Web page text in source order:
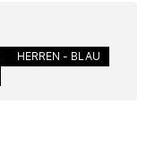
HERREN - BLAU